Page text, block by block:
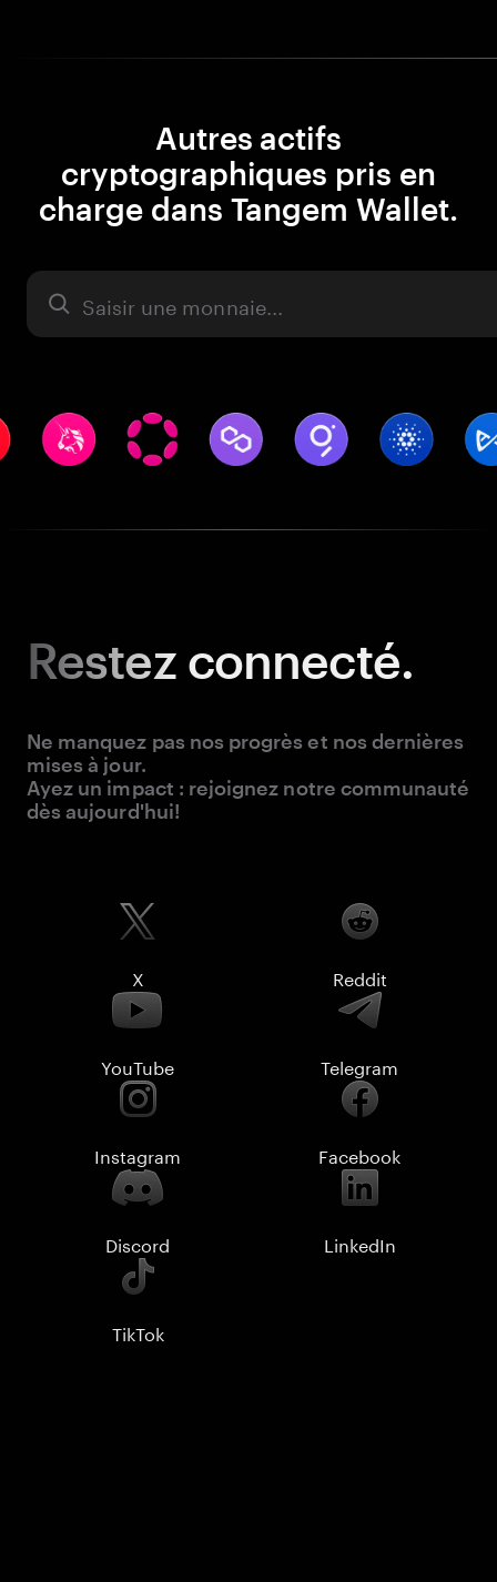
Autres actifs
cryptographiques pris en
charge dans Tangem Wallet.
Actifs
Restezconnecté.
Ne manquez pas nos progrès et nos dernières
mises à jour.
Ayez un impact : rejoignez notre communauté
dès aujourd'hui!
X Reddit
YouTube Telegram
Instagram Facebook
Discord LinkedIn
TikTok